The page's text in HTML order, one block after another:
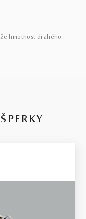
–
hmotnost drahého